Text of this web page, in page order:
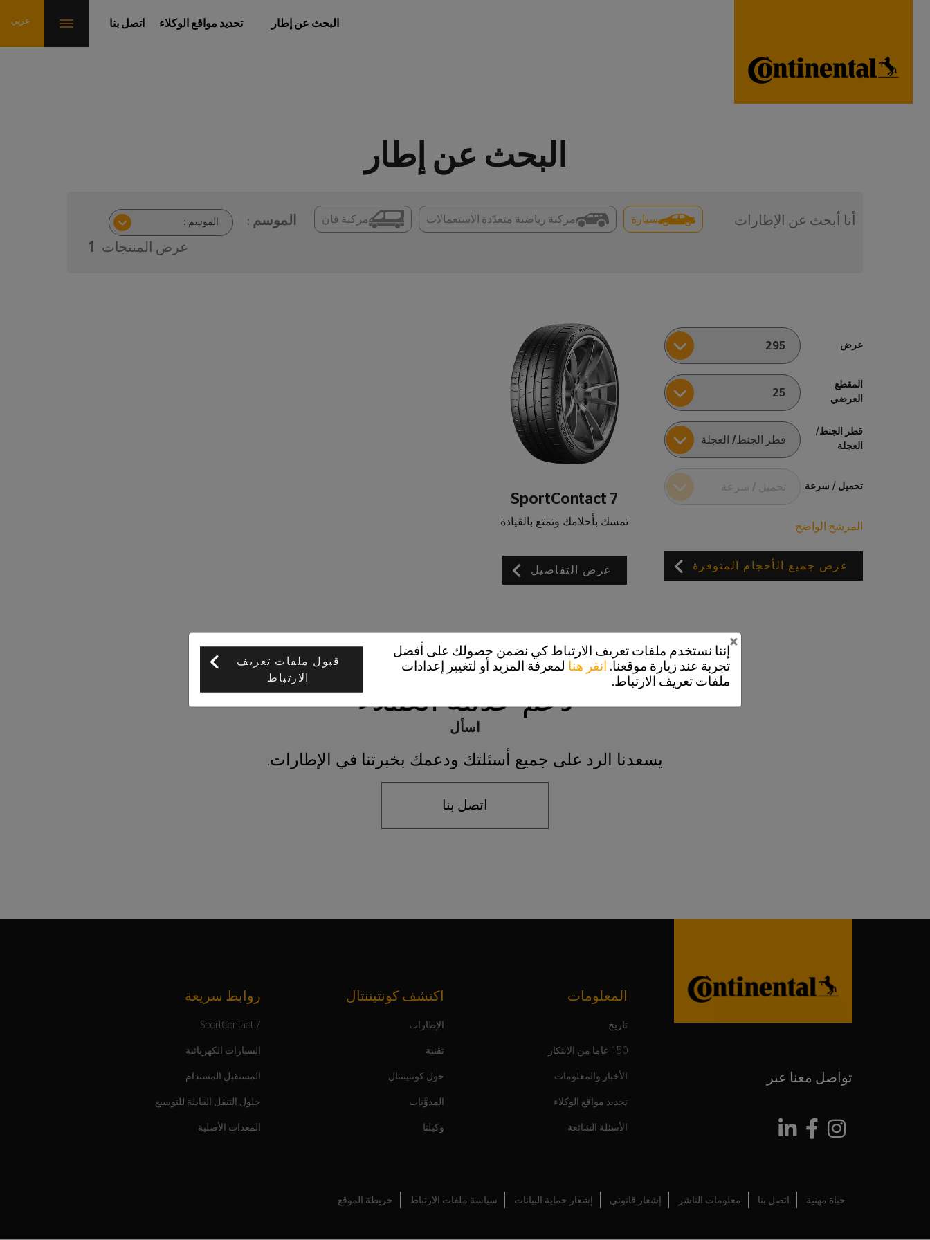
البحث عن إطار تحديد مواقع الوكلاء اتصل بنا
البحث عن إطار
أنا أبحث عن الإطارات سيارة مركبة رياضية متعدّدة الاستعمالات مركبة فان
الموسم :
عرض المنتجات
1
عرض
المقطع
العرضي
قطر الجنط/
العجلة
تحميل / سرعة
المرشح الواضح
عرض جميع الأحجام المتوفرة
SportContact 7
تمسك بأحلامك وتمتع بالقيادة
عرض التفاصيل
دعم خدمة العملاء
اسأل
يسعدنا الرد على جميع أسئلتك ودعمك بخبرتنا في الإطارات.
اتصل بنا
تواصل معنا عبر
المعلومات
تاريخ
150 عاما من الابتكار
الأخبار والمعلومات
تحديد مواقع الوكلاء
الأسئلة الشائعة
اكتشف كونتيننتال
الإطارات
تقنية
حول كونتيننتال
المدوَّنات
وكيلنا
روابط سريعة
SportContact 7
السيارات الكهربائية
المستقبل المستدام
حلول التنقل القابلة للتوسيع
المعدات الأصلية
حياة مهنية اتصل بنا معلومات الناشر إشعار قانوني إشعار حماية البيانات سياسة ملفات الارتباط خريطة الموقع
إننا نستخدم ملفات تعريف الارتباط كي نضمن حصولك على أفضل
تجربة عند زيارة موقعنا. انقر هنا لمعرفة المزيد أو لتغيير إعدادات
ملفات تعريف الارتباط.
قبول ملفات تعريف
الارتباط
×